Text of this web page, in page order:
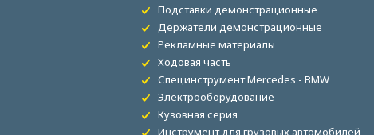
Подставки демонстрационные
Держатели демонстрационные
Рекламные материалы
Ходовая часть
Специнструмент Mercedes - BMW
Электрооборудование
Кузовная серия
Инструмент для грузовых автомобилей